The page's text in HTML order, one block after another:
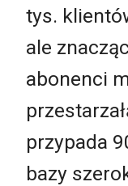
tys.
ale
abonenci
przypada
bazy